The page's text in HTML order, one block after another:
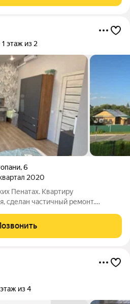
1 этаж из 2
,6
2020
Пенатах. Квартиру
сделан частичный ремонт.
стороны , земельным участком и
газовая
из 4